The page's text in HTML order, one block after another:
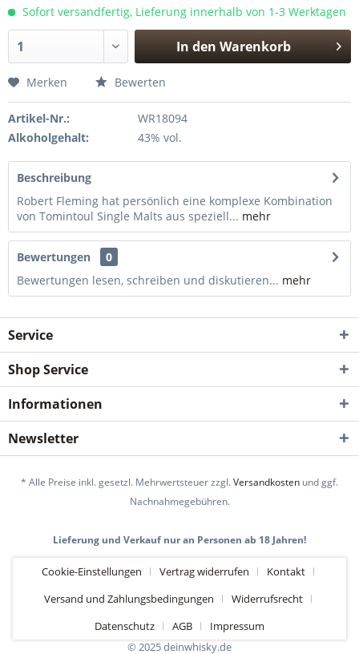
Sofort versandfertig, Lieferung innerhalb von 1-3 Werktagen
In den Warenkorb
Merken Bewerten
Artikel-Nr.:
WR18094
Alkoholgehalt:
43% vol.
Beschreibung
Robert Fleming hat persönlich eine komplexe Kombination
von Tomintoul Single Malts aus speziell... mehr
Bewertungen
0
Bewertungen lesen, schreiben und diskutieren... mehr
Service
Shop Service
Informationen
Newsletter
* Alle Preise inkl. gesetzl. Mehrwertsteuer zzgl.Versandkosten und ggf.
Nachnahmegebühren.
Lieferung und Verkauf nur an Personen ab 18 Jahren!
Cookie-Einstellungen Vertrag widerrufen
Kontakt
Versand und Zahlungsbedingungen
Widerrufsrecht
Datenschutz
AGB
Impressum
© 2025 deinwhisky.de